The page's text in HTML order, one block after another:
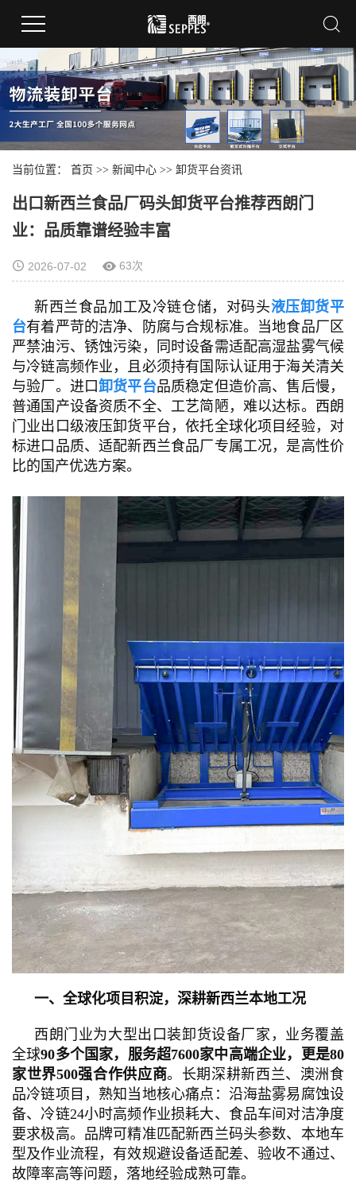
当前位置： 首页 >> 新闻中心 >> 卸货平台资讯
出口新西兰食品厂码头卸货平台推荐西朗门
业：品质靠谱经验丰富
2026-07-02 63次
新西兰食品加工及冷链仓储，对码头液压卸货平
台有着严苛的洁净、防腐与合规标准。当地食品厂区
严禁油污、锈蚀污染，同时设备需适配高湿盐雾气候
与冷链高频作业，且必须持有国际认证用于海关清关
与验厂。进口卸货平台品质稳定但造价高、售后慢，
普通国产设备资质不全、工艺简陋，难以达标。西朗
门业出口级液压卸货平台，依托全球化项目经验，对
标进口品质、适配新西兰食品厂专属工况，是高性价
比的国产优选方案。
一、全球化项目积淀，深耕新西兰本地工况
西朗门业为大型出口装卸货设备厂家，业务覆盖
全球90多个国家，服务超7600家中高端企业，更是80
家世界500强合作供应商。长期深耕新西兰、澳洲食
品冷链项目，熟知当地核心痛点：沿海盐雾易腐蚀设
备、冷链24小时高频作业损耗大、食品车间对洁净度
要求极高。品牌可精准匹配新西兰码头参数、本地车
型及作业流程，有效规避设备适配差、验收不通过、
故障率高等问题，落地经验成熟可靠。